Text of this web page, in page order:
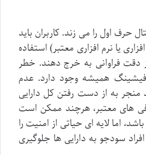
حرف اول را می زند. کاربران باید
یا نرم افزاری معتبر) استفاده
دقت فراوانی به خرج دهند. خطر
همیشه وجود دارد. عدم
منجر به از دست رفتن کل دارایی
های معتبر، هرچند ممکن است
اما لایه ای حیاتی از امنیت را
سودجو به دارایی ها جلوگیری